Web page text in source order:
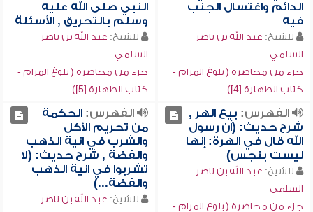
الدائم واغتسال الجنب
فيه
للشيخ: عبد الله بن ناصر
السلمي
جزء من محاضرة ( بلوغ المرام -
كتاب الطهارة [4])
النبي صلى الله عليه
وسلم بالتحريق , الأسئلة
للشيخ: عبد الله بن ناصر
السلمي
جزء من محاضرة ( بلوغ المرام -
كتاب الطهارة [5])
الفهرس: بيع الهر ,
شرح حديث: (أن رسول
الله قال في الهرة: إنها
ليست بنجس)
للشيخ: عبد الله بن ناصر
السلمي
جزء من محاضرة ( بلوغ المرام -
الفهرس:الحكمة
من تحريم الأكل
والشرب في آنية الذهب
والفضة , شرح حديث: (لا
تشربوا في آنية الذهب
والفضة...)
للشيخ: عبد الله بن ناصر